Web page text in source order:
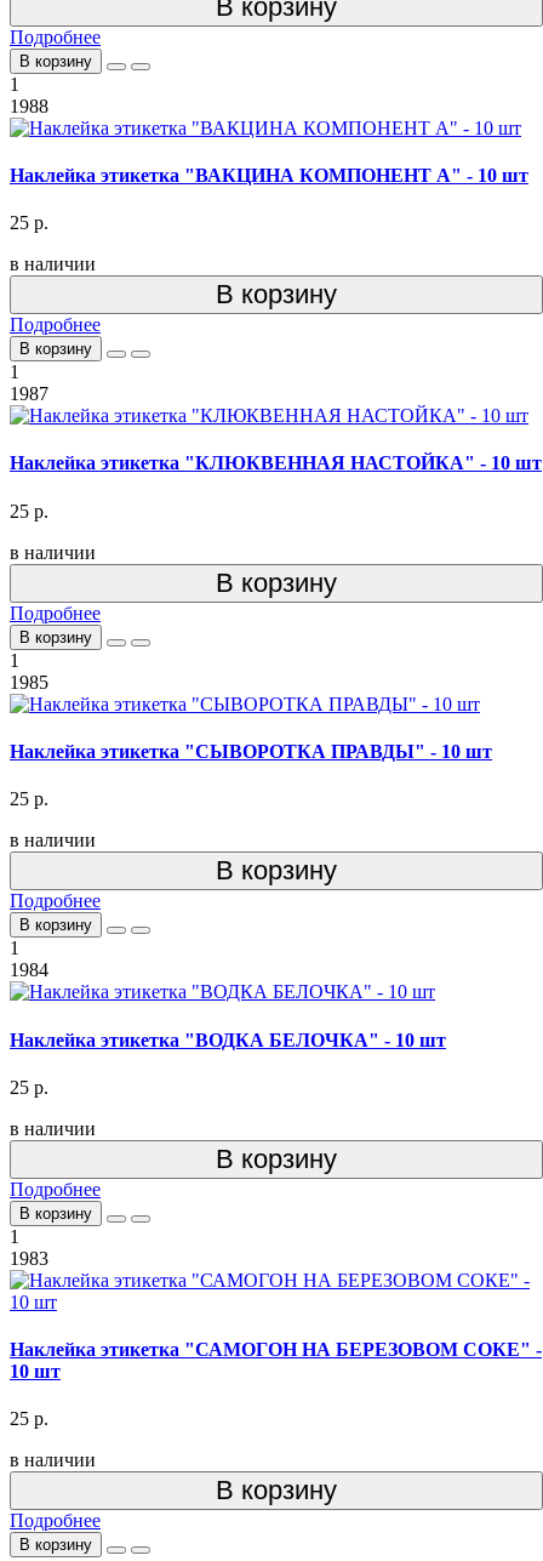
В корзину
Подробнее
В корзину
1
1988
Наклейка этикетка "ВАКЦИНА КОМПОНЕНТ А" - 10 шт
25 р.
в наличии
В корзину
Подробнее
В корзину
1
1987
Наклейка этикетка "КЛЮКВЕННАЯ НАСТОЙКА" - 10 шт
25 р.
в наличии
В корзину
Подробнее
В корзину
1
1985
Наклейка этикетка "СЫВОРОТКА ПРАВДЫ" - 10 шт
25 р.
в наличии
В корзину
Подробнее
В корзину
1
1984
Наклейка этикетка "ВОДКА БЕЛОЧКА" - 10 шт
25 р.
в наличии
В корзину
Подробнее
В корзину
1
1983
Наклейка этикетка "САМОГОН НА БЕРЕЗОВОМ СОКЕ" -
10 шт
25 р.
в наличии
В корзину
Подробнее
В корзину